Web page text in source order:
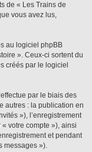
de « Les Trains de
vous avez lus,
au logiciel phpBB
». Ceux-ci sortent du
créés par le logiciel
par le biais des
autres : la publication en
»), l’enregistrement
votre compte »), ainsi
et pendant
messages »).